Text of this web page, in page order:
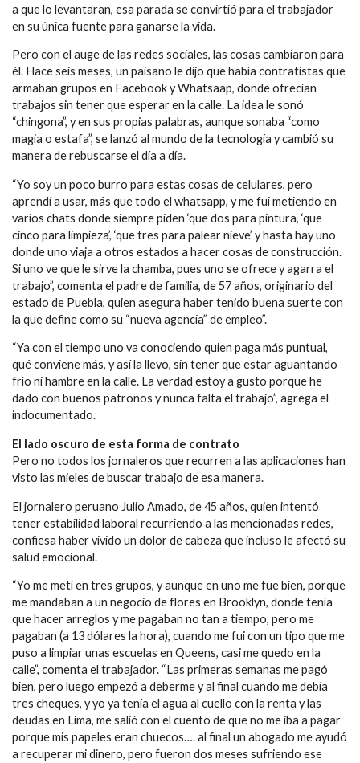
a que lo levantaran, esa parada se convirtió para el trabajador
en su única fuente para ganarse la vida.
Pero con el auge de las redes sociales, las cosas cambiaron para
él. Hace seis meses, un paisano le dijo que había contratistas que
armaban grupos en Facebook y Whatsaap, donde ofrecían
trabajos sin tener que esperar en la calle. La idea le sonó
“chingona”, y en sus propias palabras, aunque sonaba “como
magia o estafa”, se lanzó al mundo de la tecnología y cambió su
manera de rebuscarse el día a día.
“Yo soy un poco burro para estas cosas de celulares, pero
aprendí a usar, más que todo el whatsapp, y me fui metiendo en
varios chats donde siempre piden ‘que dos para pintura, ‘que
cinco para limpieza’, ‘que tres para palear nieve’ y hasta hay uno
donde uno viaja a otros estados a hacer cosas de construcción.
Si uno ve que le sirve la chamba, pues uno se ofrece y agarra el
trabajo”, comenta el padre de familia, de 57 años, originario del
estado de Puebla, quien asegura haber tenido buena suerte con
la que define como su “nueva agencia” de empleo”.
“Ya con el tiempo uno va conociendo quien paga más puntual,
qué conviene más, y así la llevo, sin tener que estar aguantando
frío ni hambre en la calle. La verdad estoy a gusto porque he
dado con buenos patronos y nunca falta el trabajo”, agrega el
indocumentado.
El lado oscuro de esta forma de contrato
Pero no todos los jornaleros que recurren a las aplicaciones han
visto las mieles de buscar trabajo de esa manera.
El jornalero peruano Julio Amado, de 45 años, quien intentó
tener estabilidad laboral recurriendo a las mencionadas redes,
confiesa haber vivido un dolor de cabeza que incluso le afectó su
salud emocional.
“Yo me metí en tres grupos, y aunque en uno me fue bien, porque
me mandaban a un negocio de flores en Brooklyn, donde tenía
que hacer arreglos y me pagaban no tan a tiempo, pero me
pagaban (a 13 dólares la hora), cuando me fui con un tipo que me
puso a limpiar unas escuelas en Queens, casi me quedo en la
calle”, comenta el trabajador. “Las primeras semanas me pagó
bien, pero luego empezó a deberme y al final cuando me debía
tres cheques, y yo ya tenía el agua al cuello con la renta y las
deudas en Lima, me salió con el cuento de que no me iba a pagar
porque mis papeles eran chuecos…. al final un abogado me ayudó
a recuperar mi dinero, pero fueron dos meses sufriendo ese